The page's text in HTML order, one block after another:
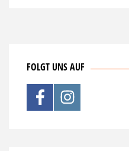
FOLGT UNS AUF